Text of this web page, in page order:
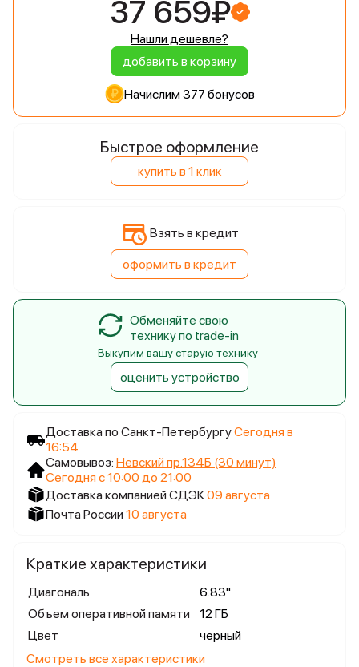
Доставка по Санкт-ПетербургуСегодня в
16:54
Самовывоз: Невский пр.134Б (30 минут)
Сегодня с 10:00 до 21:00
Доставка компанией СДЭК09 августа
Почта России 10 августа
Краткие характеристики
Диагональ
6.83"
Объем оперативной памяти
12 ГБ
Цвет
черный
Смотреть все характеристики
37 659₽
Нашли дешевле?
добавить в корзину
Начислим 377 бонусов
Быстрое оформление
купить в 1 клик
Взять в кредит
оформить в кредит
Обменяйте свою
технику по trade-in
Выкупим вашу старую технику
оценить устройство